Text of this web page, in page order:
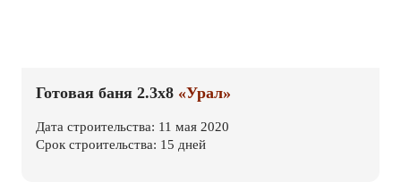
Готовая баня 2.3х8 «Урал»
Дата строительства: 11 мая 2020
Срок строительства: 15 дней